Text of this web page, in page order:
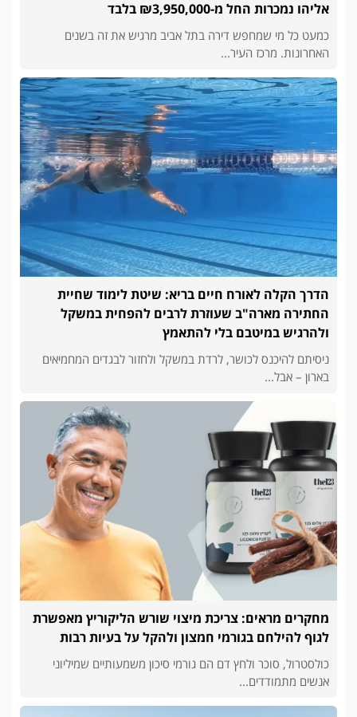
אליהו נמכרות החל מ-₪3,950,000 בלבד
כמעט כל מי שמחפש דירה בתל אביב מרגיש את זה בשנים
האחרונות. מרכז העיר...
הדרך הקלה לאורח חיים בריא: שיטת לימוד שחיית
החתירה מארה"ב שעוזרת לרבים להפחית במשקל
ולהרגיש במיטבם בלי להתאמץ
ניסיתם להיכנס לכושר, לרדת במשקל ולחזור לבגדים המחמיאים
בארון – אבל...
מחקרים מראים: צריכת מיצוי שורש הליקוריץ מאפשרת
לגוף להילחם בגורמי חמצון ולהקל על בעיות רבות
כולסטרול, סוכר ולחץ דם הם גורמי סיכון משמעותיים שמיליוני
אנשים מתמודדים...